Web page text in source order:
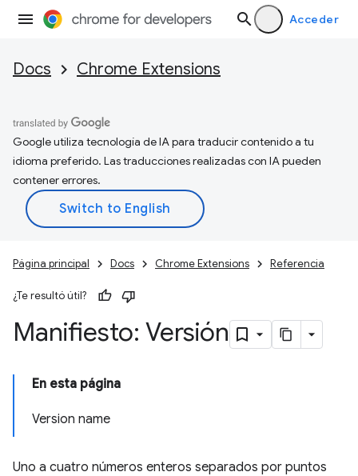
Acceder
Docs Chrome Extensions
Google utiliza tecnología de IA para traducir contenido a tu
idioma preferido. Las traducciones realizadas con IA pueden
contener errores.
Página principal Docs Chrome Extensions Referencia
¿Te resultó útil?
Manifiesto: Versión
En esta página
Version name
Uno a cuatro números enteros separados por puntos